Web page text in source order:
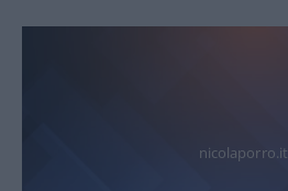
nicolaporro.it